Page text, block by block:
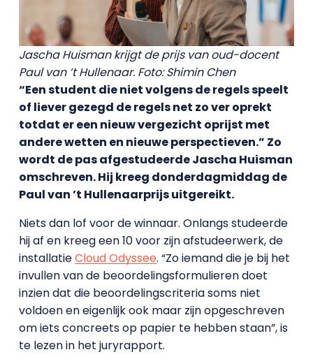
Jascha Huisman krijgt de prijs van oud-docent
Paul van ’t Hullenaar. Foto: Shimin Chen
“Een student die niet volgens de regels speelt
of liever gezegd de regels net zo ver oprekt
totdat er een nieuw vergezicht oprijst met
andere wetten en nieuwe perspectieven.” Zo
wordt de pas afgestudeerde Jascha Huisman
omschreven. Hij kreeg donderdagmiddag de
Paul van ’t Hullenaarprijs uitgereikt.
Niets dan lof voor de winnaar. Onlangs studeerde
hij af en kreeg een 10 voor zijn afstudeerwerk, de
installatieCloud Odyssee. “Zo iemand die je bij het
invullen van de beoordelingsformulieren doet
inzien dat die beoordelingscriteria soms niet
voldoen en eigenlijk ook maar zijn opgeschreven
om iets concreets op papier te hebben staan”, is
te lezen in het juryrapport.